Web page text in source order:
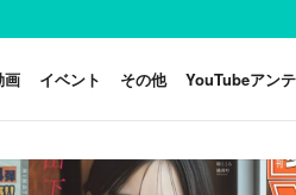
画 イベント その他 YouTubeアン